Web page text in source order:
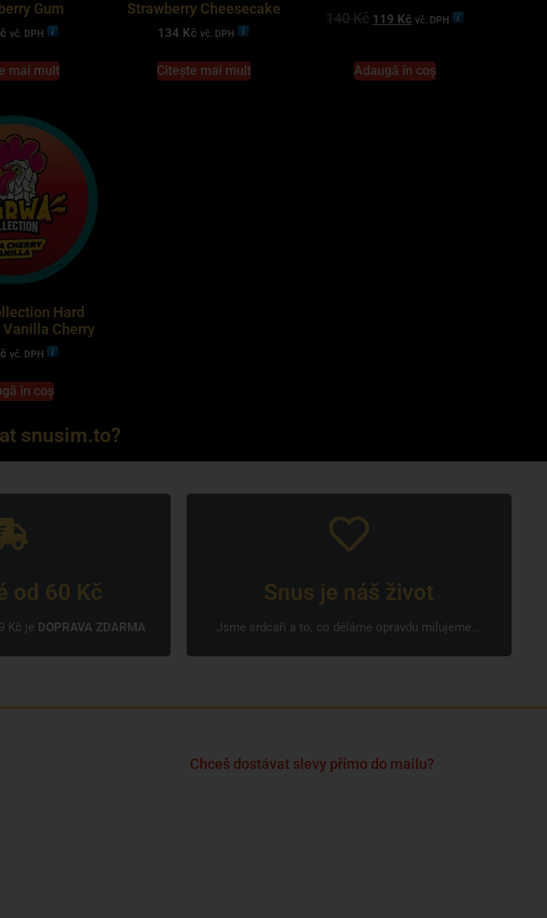
Gum
vč. DPH
mai mult
Strawberry Cheesecake
134 Kč vč. DPH
Citește mai mult
140Kč 119 Kč vč. DPH
Adaugă în coș
Hard
Vanilla Cherry
vč. DPH
în coș
snusim.to?
od 60 Kč
Kč je DOPRAVA ZDARMA
Snus je náš život
Jsme srdcaři a to, co děláme opravdu milujeme...
Chceš dostávat slevy přímo do mailu?